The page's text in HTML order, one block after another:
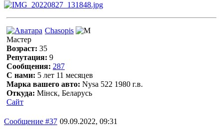
Chasopis
Мастер
Возраст: 35
Репутация: 9
Сообщения: 287
С нами: 5 лет 11 месяцев
Марка вашего авто: Nysa 522 1980 г.в.
Откуда: Мінск, Беларусь
Сайт
Сообщение #37 09.09.2022, 09:31